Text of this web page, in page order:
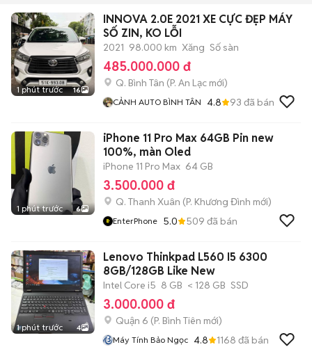
1 phút trước 16
INNOVA 2.0E 2021 XE CỰC ĐẸP MÁY
SỐ ZIN, KO LỖI
2021 98.000 km Xăng Số sàn
485.000.000 đ
Q. Bình Tân (P. An Lạc mới)
CẢNH AUTO BÌNH TÂN 4.8 93 đã bán
1 phút trước 6
iPhone 11 Pro Max 64GB Pin new
100%, màn Oled
iPhone 11 Pro Max 64 GB
3.500.000 đ
Q. Thanh Xuân (P. Khương Đình mới)
EnterPhone 5.0 509 đã bán
1 phút trước 4
Lenovo Thinkpad L560 I5 6300
8GB/128GB Like New
Intel Core i5 8 GB < 128 GB SSD
3.000.000 đ
Quận 6 (P. Bình Tiên mới)
Máy Tính Bảo Ngọc 4.8 1168 đã bán